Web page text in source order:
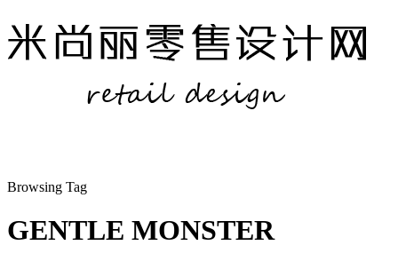
Browsing Tag
GENTLE MONSTER